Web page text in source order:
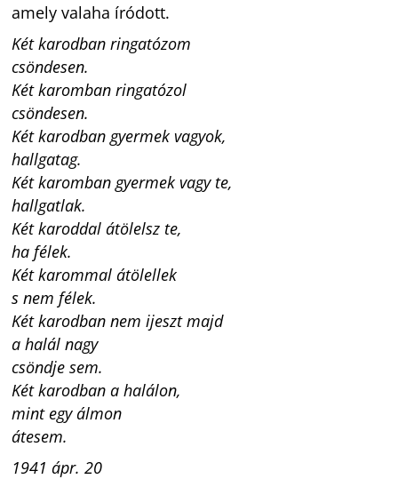
amely valaha íródott.
Két karodban ringatózom
csöndesen.
Két karomban ringatózol
csöndesen.
Két karodban gyermek vagyok,
hallgatag.
Két karomban gyermek vagy te,
hallgatlak.
Két karoddal átölelsz te,
ha félek.
Két karommal átölellek
s nem félek.
Két karodban nem ijeszt majd
a halál nagy
csöndje sem.
Két karodban a halálon,
mint egy álmon
átesem.
1941 ápr. 20